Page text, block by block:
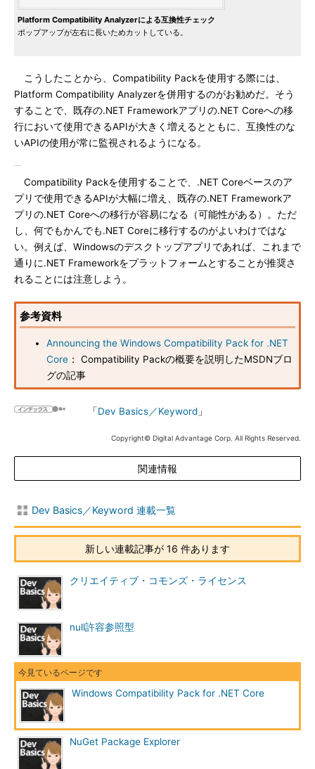
Platform Compatibility Analyzerによる互換性チェック
ポップアップが左右に長いためカットしている。
こうしたことから、Compatibility Packを使用する際には、
Platform Compatibility Analyzerを併用するのがお勧めだ。そう
することで、既存の.NET Frameworkアプリの.NET Coreへの移
行において使用できるAPIが大きく増えるとともに、互換性のな
いAPIの使用が常に監視されるようになる。
Compatibility Packを使用することで、.NET Coreベースのア
プリで使用できるAPIが大幅に増え、既存の.NET Frameworkア
プリの.NET Coreへの移行が容易になる（可能性がある）。ただ
し、何でもかんでも.NET Coreに移行するのがよいわけではな
い。例えば、Windowsのデスクトップアプリであれば、これまで
通りに.NET Frameworkをプラットフォームとすることが推奨さ
れることには注意しよう。
参考資料
Announcing the Windows Compatibility Pack for .NET
Core ： Compatibility Packの概要を説明したMSDNブロ
グの記事
「Dev Basics／Keyword 」
Copyright© Digital Advantage Corp. All Rights Reserved.
関連情報
Dev Basics／Keyword 連載一覧
新しい連載記事が 16 件あります
クリエイティブ・コモンズ・ライセンス
null許容参照型
Windows Compatibility Pack for .NET Core
NuGet Package Explorer